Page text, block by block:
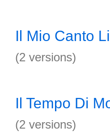
Il Mio Canto
(2 versions)
Il Tempo Di
(2 versions)